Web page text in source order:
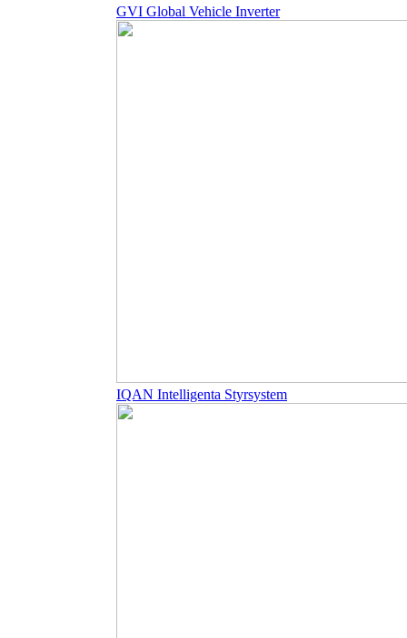
GVI Global Vehicle Inverter
IQAN Intelligenta Styrsystem